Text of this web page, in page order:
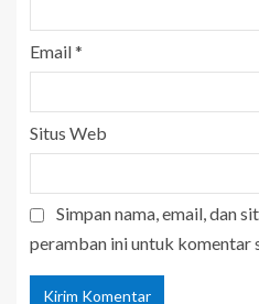
Email*
Situs Web
Simpan nama, email, dan
peramban ini untuk komentar